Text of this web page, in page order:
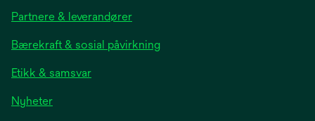
a
new
Partnere & leverandører
Bærekraft & sosial påvirkning
Etikk & samsvar
Nyheteropens